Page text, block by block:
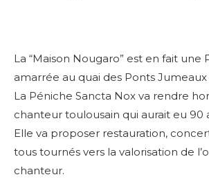
La “Maison Nougaro” est en fait une
amarrée au quai des Ponts Jumeaux
La Péniche Sancta Nox va rendre
chanteur toulousain qui aurait eu 90
Elle va proposer restauration,
tous tournés vers la valorisation de
chanteur.